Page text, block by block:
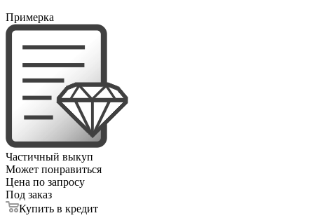
Примерка
Частичный выкуп
Может понравиться
Цена по запросу
Под заказ
Купить в кредит